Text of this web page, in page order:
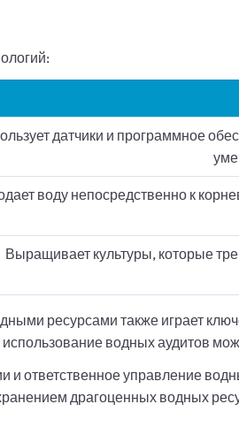
датчики и программное
воду непосредственно к
Выращивает культуры, которые
ресурсами также играет
водных аудитов
и ответственное управление
драгоценных водных